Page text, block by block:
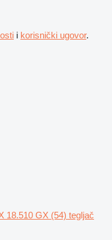
i korisnički ugovor.
18.510 GX (54) tegljač